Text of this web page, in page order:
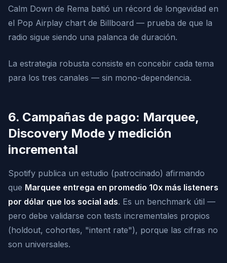
Calm Down de Rema batió un récord de longevidad en
el Pop Airplay chart de Billboard — prueba de que la
radio sigue siendo una palanca de duración.
La estrategia robusta consiste en concebir cada tema
para los tres canales — sin mono-dependencia.
6. Campañas de pago: Marquee,
Discovery Mode y medición
incremental
Spotify publica un estudio (patrocinado) afirmando
que Marquee entrega en promedio 10x más listeners
por dólar que los social ads. Es un benchmark útil —
pero debe validarse con tests incrementales propios
(holdout, cohortes, "intent rate"), porque las cifras no
son universales.